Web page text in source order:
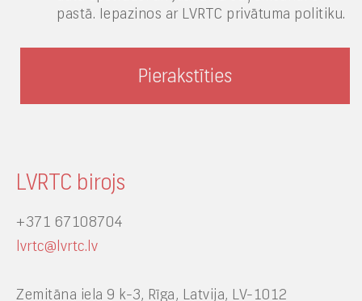
pastā. Iepazinos ar LVRTC privātuma politiku.
LVRTC birojs
+371 67108704
lvrtc@lvrtc.lv
Zemitāna iela 9 k-3, Rīga, Latvija, LV-1012